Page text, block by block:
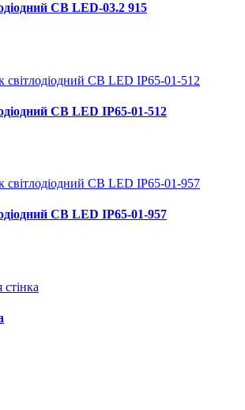
СВ LED-03.2 915
CB LED IP65-01-512
CB LED IP65-01-957